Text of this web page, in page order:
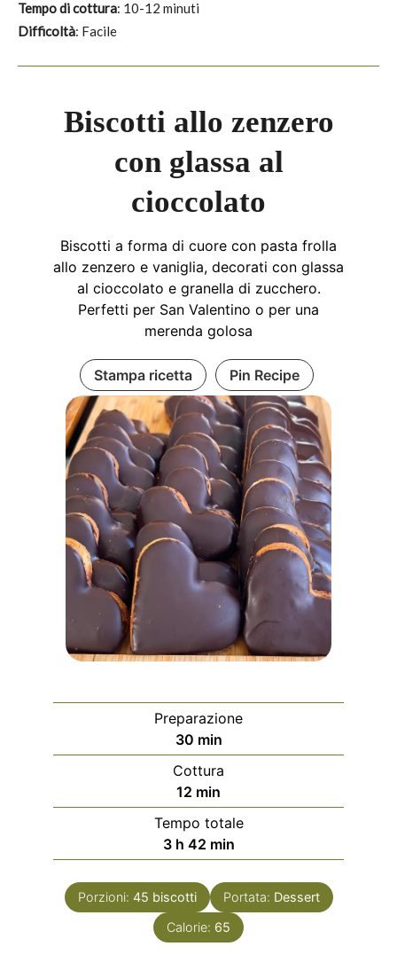
Tempo di cottura: 10-12 minuti
Difficoltà: Facile
Biscotti allo zenzero
con glassa al
cioccolato
Biscotti a forma di cuore con pasta frolla
allo zenzero e vaniglia, decorati con glassa
al cioccolato e granella di zucchero.
Perfetti per San Valentino o per una
merenda golosa
Stampa ricetta Pin Recipe
Preparazione
30m
i
n
u
t
i
min
Cottura
12 m
i
n
u
i
min
Tempo totale
3o
r
e
h 42m
i
n
u
t
min
Porzioni: 45 biscotti Portata: Dessert
Calorie: 65